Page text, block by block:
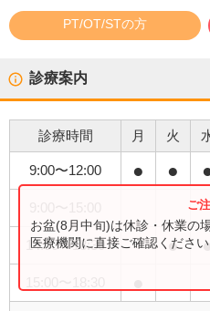
PT/OT/STの方
診療案内
診療時間 月 火
9:00〜12:00 ● ●
14:00〜18:30 ●
お盆(8月中旬)は休診・休業の
医療機関に直接ご確認ください